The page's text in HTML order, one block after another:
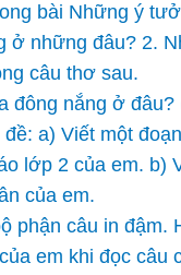
bài Những ý
ở những đâu? 2.
câu thơ sau.
đông nắng ở
a) Viết một
lớp 2 của em. b)
của em.
phận câu in đậm.
em khi đọc câu